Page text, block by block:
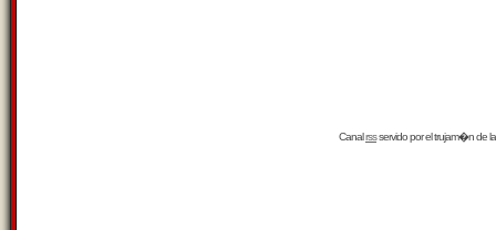
Canalrssservido por eltrujam�nde